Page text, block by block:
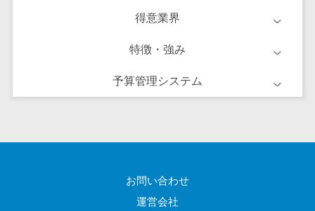
入居者管理アプリ>
用地管理システム>
施工管理アプリ>
ォーム
ル
ル
サーバー・ネ
設備監視シス
テム
得意業界
特徴・強み
予算管理システム
お問い合わせ
運営会社